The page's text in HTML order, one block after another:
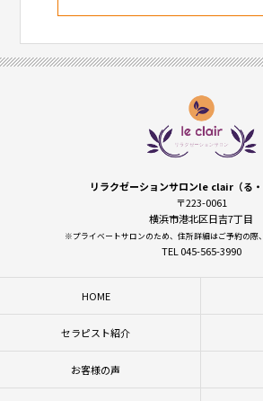
リラクゼーションサロンle clair（る・
〒223-0061
横浜市港北区日吉7丁目
※プライベートサロンのため、住所詳細はご予約の際
TEL 045-565-3990
HOME
セラピスト紹介
お客様の声